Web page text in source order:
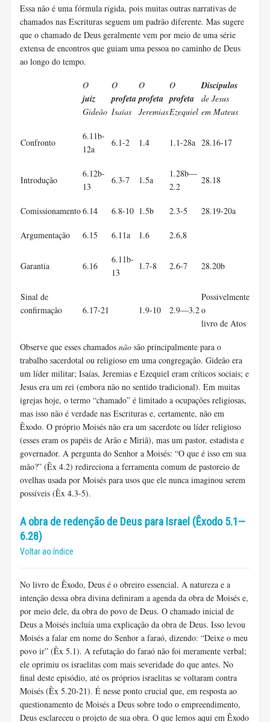
Essa não é uma fórmula rígida, pois muitas outras narrativas de
chamados nas Escrituras seguem um padrão diferente. Mas sugere
que o chamado de Deus geralmente vem por meio de uma série
extensa de encontros que guiam uma pessoa no caminho de Deus
ao longo do tempo.
O
juiz
Gideão
O
profeta
Isaías
O
profeta
Jeremias
O
profeta
Ezequiel
Discípulos
de Jesus
em Mateus
Confronto
6.11b-
12a
6.1-2 1.4 1.1-28a 28.16-17
Introdução
6.12b-
13
6.3-7 1.5a
1.28b—
2.2
28.18
Comissionamento6.14 6.8-10 1.5b 2.3-5 28.19-20a
Argumentação 6.15 6.11a 1.6 2.6,8
Garantia 6.16
6.11b-
13
1.7-8 2.6-7 28.20b
Sinal de
confirmação
6.17-21 1.9-10 2.9—3.2
Possivelmente
o
livro de Atos
Observe que esses chamados não são principalmente para o
trabalho sacerdotal ou religioso em uma congregação. Gideão era
um líder militar; Isaías, Jeremias e Ezequiel eram críticos sociais; e
Jesus era um rei (embora não no sentido tradicional). Em muitas
igrejas hoje, o termo “chamado” é limitado a ocupações religiosas,
mas isso não é verdade nas Escrituras e, certamente, não em
Êxodo. O próprio Moisés não era um sacerdote ou líder religioso
(esses eram os papéis de Arão e Miriã), mas um pastor, estadista e
governador. A pergunta do Senhor a Moisés: “O que é isso em sua
mão?” (Êx 4.2) redireciona a ferramenta comum de pastoreio de
ovelhas usada por Moisés para usos que ele nunca imaginou serem
possíveis (Êx 4.3-5).
A obra de redenção de Deus para Israel (Êxodo 5.1—
6.28)
Voltar ao índice
No livro de Êxodo, Deus é o obreiro essencial. A natureza e a
intenção dessa obra divina definiram a agenda da obra de Moisés e,
por meio dele, da obra do povo de Deus. O chamado inicial de
Deus a Moisés incluía uma explicação da obra de Deus. Isso levou
Moisés a falar em nome do Senhor a faraó, dizendo: “Deixe o meu
povo ir” (Êx 5.1). A refutação do faraó não foi meramente verbal;
ele oprimiu os israelitas com mais severidade do que antes. No
final deste episódio, até os próprios israelitas se voltaram contra
Moisés (Êx 5.20-21). É nesse ponto crucial que, em resposta ao
questionamento de Moisés a Deus sobre todo o empreendimento,
Deus esclareceu o projeto de sua obra. O que lemos aqui em Êxodo